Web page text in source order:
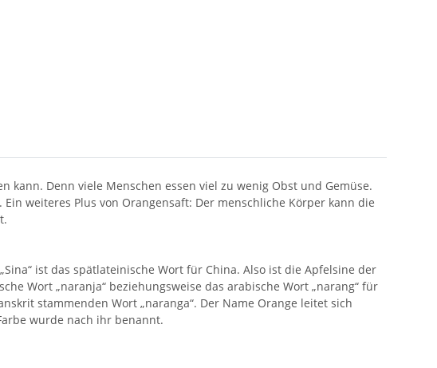
kann. Denn viele Menschen essen viel zu wenig Obst und Gemüse.
weiteres Plus von Orangensaft: Der menschliche Körper kann die
ist das spätlateinische Wort für China. Also ist die Apfelsine der
Wort „naranja“ beziehungsweise das arabische Wort „narang“ für
stammenden Wort „naranga“. Der Name Orange leitet sich
wurde nach ihr benannt.